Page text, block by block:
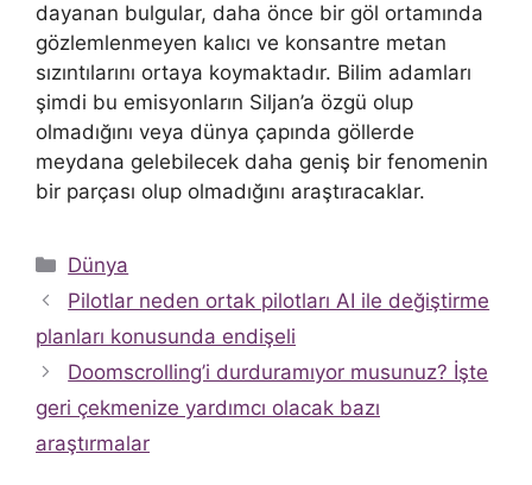
dayanan bulgular, daha önce bir göl ortamında
gözlemlenmeyen kalıcı ve konsantre metan
sızıntılarını ortaya koymaktadır. Bilim adamları
şimdi bu emisyonların Siljan’a özgü olup
olmadığını veya dünya çapında göllerde
meydana gelebilecek daha geniş bir fenomenin
bir parçası olup olmadığını araştıracaklar.
Kategoriler
Dünya
Pilotlar neden ortak pilotları AI ile değiştirme
planları konusunda endişeli
Doomscrolling’i durduramıyor musunuz? İşte
geri çekmenize yardımcı olacak bazı
araştırmalar